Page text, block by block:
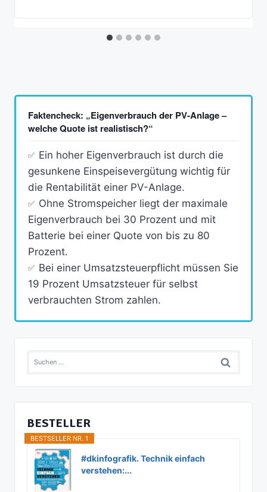
Faktencheck: „Eigenverbrauch der PV-Anlage –
welche Quote ist realistisch?“
Ein hoher Eigenverbrauch ist durch die
gesunkene Einspeisevergütung wichtig für
die Rentabilität einer PV-Anlage.
Ohne Stromspeicher liegt der maximale
Eigenverbrauch bei 30 Prozent und mit
Batterie bei einer Quote von bis zu 80
Prozent.
Bei einer Umsatzsteuerpflicht müssen Sie
19 Prozent Umsatzsteuer für selbst
verbrauchten Strom zahlen.
Suchen
BESTELLER
BESTSELLER NR. 1
#dkinfografik. Technik einfach
verstehen:...